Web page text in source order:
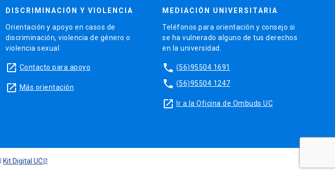
DISCRIMINACIÓN Y VIOLENCIA
Orientación y apoyo en casos de
discriminación, violencia de género o
violencia sexual.
launch Contacto para apoyo
launch Más orientación
MEDIACIÓN UNIVERSITARIA
Teléfonos para orientación y consejo si
se ha vulnerado alguno de tus derechos
en la universidad.
phone (56)95504 1691
phone (56)95504 1247
launch Ir a la Oficina de Ombuds UC
Kit Digital UC